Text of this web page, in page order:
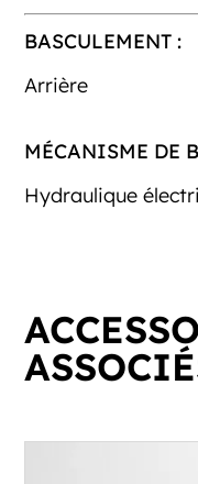
BASCULEMENT :
Arrière
MÉCANISME DE
Hydraulique